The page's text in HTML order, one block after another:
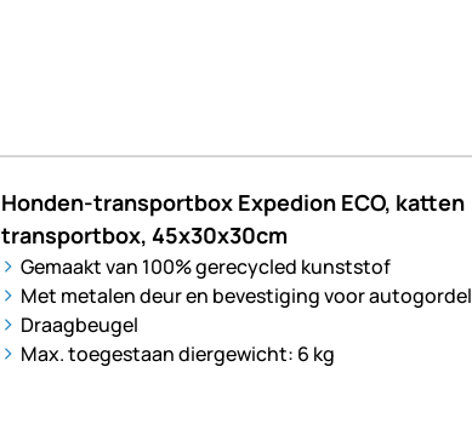
Honden-transportbox Expedion ECO, katten
transportbox, 45x30x30cm
Gemaakt van 100% gerecycled kunststof
Met metalen deur en bevestiging voor autogordel
Draagbeugel
Max. toegestaan diergewicht: 6 kg